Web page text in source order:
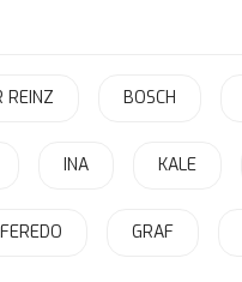
REINZ BOSCH
INA KALE
FEREDO GRAF